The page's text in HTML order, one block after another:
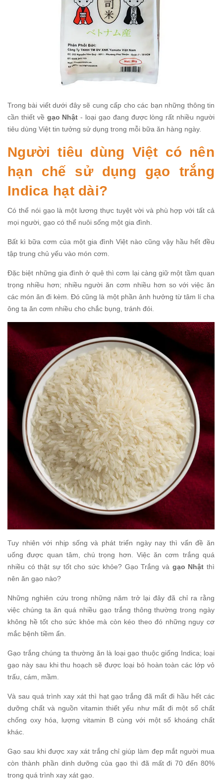
Trong bài viết dưới đây sẽ cung cấp cho các bạn những thông tin
cần thiết về gạo Nhật - loại gạo đang được lòng rất nhiều người
tiêu dùng Việt tin tưởng sử dụng trong mỗi bữa ăn hàng ngày.
Người tiêu dùng Việt có nên
hạn chế sử dụng gạo trắng
Indica hạt dài?
Có thể nói gạo là một lương thực tuyệt vời và phù hợp với tất cả
mọi người, gạo có thể nuôi sống một gia đình.
Bất kì bữa cơm của một gia đình Việt nào cũng vậy hầu hết đều
tập trung chủ yếu vào món cơm.
Đặc biệt những gia đình ở quê thì cơm lại càng giữ một tầm quan
trọng nhiều hơn; nhiều người ăn cơm nhiều hơn so với việc ăn
các món ăn đi kèm. Đó cũng là một phần ảnh hưởng từ tâm lí cha
ông ta ăn cơm nhiều cho chắc bụng, tránh đói.
Tuy nhiên với nhịp sống và phát triển ngày nay thì vấn đề ăn
uống được quan tâm, chú trọng hơn. Việc ăn cơm trắng quá
nhiều có thật sự tốt cho sức khỏe? Gạo Trắng và gạo Nhật thì
nên ăn gạo nào?
Những nghiên cứu trong những năm trở lại đây đã chỉ ra rằng
việc chúng ta ăn quá nhiều gạo trắng thông thường trong ngày
không hề tốt cho sức khỏe mà còn kéo theo đó những nguy cơ
mắc bệnh tiềm ẩn.
Gạo trắng chúng ta thường ăn là loại gạo thuộc giống Indica; loại
gạo này sau khi thu hoạch sẽ được loại bỏ hoàn toàn các lớp vỏ
trấu, cám, mầm.
Và sau quá trình xay xát thì hạt gạo trắng đã mất đi hầu hết các
dưỡng chất và nguồn vitamin thiết yếu như mất đi một số chất
chống oxy hóa, lượng vitamin B cùng với một số khoáng chất
khác.
Gạo sau khi được xay xát trắng chỉ giúp làm đẹp mắt người mua
còn thành phần dinh dưỡng của gạo thì đã mất đi 70 đến 80%
trong quá trình xay xát gạo.